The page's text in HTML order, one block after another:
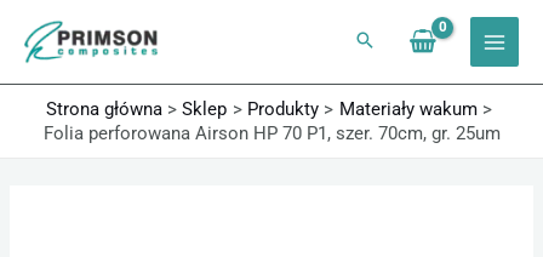
treści
Strona główna
Sklep Produkty
Materiały wakum
Folia perforowana Airson HP 70 P1, szer. 70cm, gr. 25um